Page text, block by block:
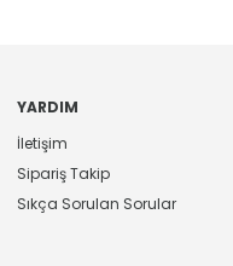
YARDIM
İletişim
Sipariş Takip
Sıkça Sorulan Sorular